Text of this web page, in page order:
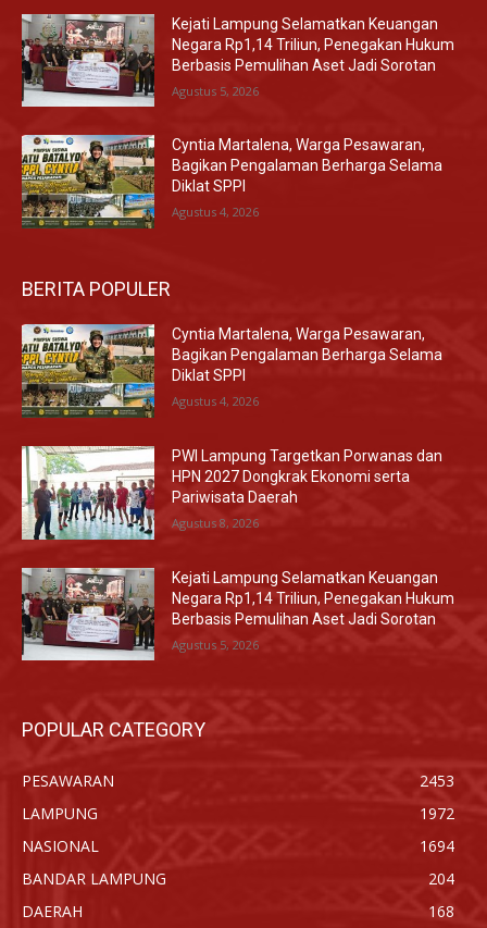
Kejati Lampung Selamatkan Keuangan
Negara Rp1,14 Triliun, Penegakan Hukum
Berbasis Pemulihan Aset Jadi Sorotan
Agustus 5, 2026
Cyntia Martalena, Warga Pesawaran,
Bagikan Pengalaman Berharga Selama
Diklat SPPI
Agustus 4, 2026
BERITA POPULER
Cyntia Martalena, Warga Pesawaran,
Bagikan Pengalaman Berharga Selama
Diklat SPPI
Agustus 4, 2026
PWI Lampung Targetkan Porwanas dan
HPN 2027 Dongkrak Ekonomi serta
Pariwisata Daerah
Agustus 8, 2026
Kejati Lampung Selamatkan Keuangan
Negara Rp1,14 Triliun, Penegakan Hukum
Berbasis Pemulihan Aset Jadi Sorotan
Agustus 5, 2026
POPULAR CATEGORY
PESAWARAN
2453
LAMPUNG
1972
NASIONAL
1694
BANDAR LAMPUNG
204
DAERAH
168